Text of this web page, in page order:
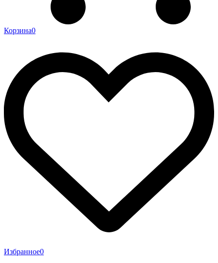
Корзина0
Избранное0